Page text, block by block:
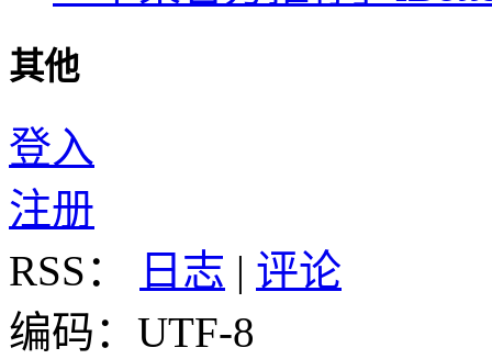
其他
登入
注册
RSS：
日志 | 评论
编码：UTF-8